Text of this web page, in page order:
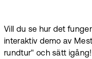
Vill du se hur det
interaktiv demo av
rundtur" och sätt igång!